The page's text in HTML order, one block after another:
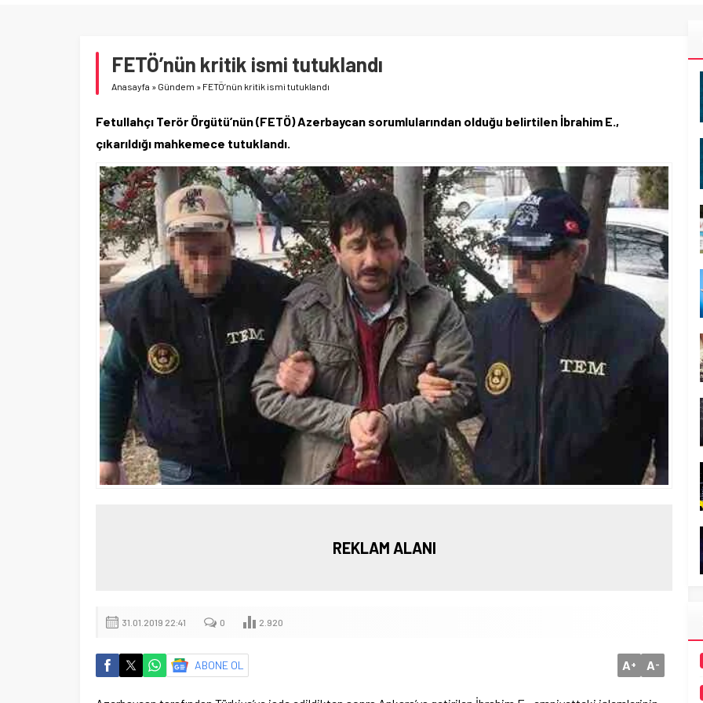
FETÖ’nün kritik ismi tutuklandı
Anasayfa » Gündem » FETÖ’nün kritik ismi tutuklandı
Fetullahçı Terör Örgütü’nün (FETÖ) Azerbaycan sorumlularından olduğu belirtilen İbrahim E.,
çıkarıldığı mahkemece tutuklandı.
REKLAM ALANI
31.01.2019 22:41 0 2.920
ABONE OL A+ A-